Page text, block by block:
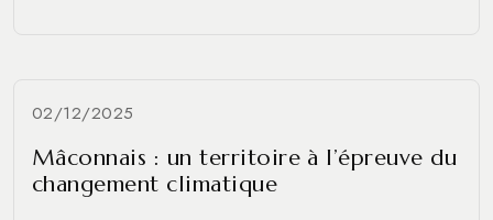
02/12/2025
Mâconnais : un territoire à l’épreuve du
changement climatique